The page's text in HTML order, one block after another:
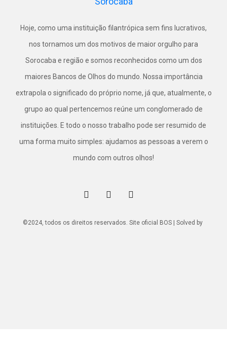
Hoje, como uma instituição filantrópica sem fins lucrativos,
nos tornamos um dos motivos de maior orgulho para
Sorocaba e região e somos reconhecidos como um dos
maiores Bancos de Olhos do mundo. Nossa importância
extrapola o significado do próprio nome, já que, atualmente, o
grupo ao qual pertencemos reúne um conglomerado de
instituições. E todo o nosso trabalho pode ser resumido de
uma forma muito simples: ajudamos as pessoas a verem o
mundo com outros olhos!
©2024, todos os direitos reservados. Site oficial BOS | Solved by